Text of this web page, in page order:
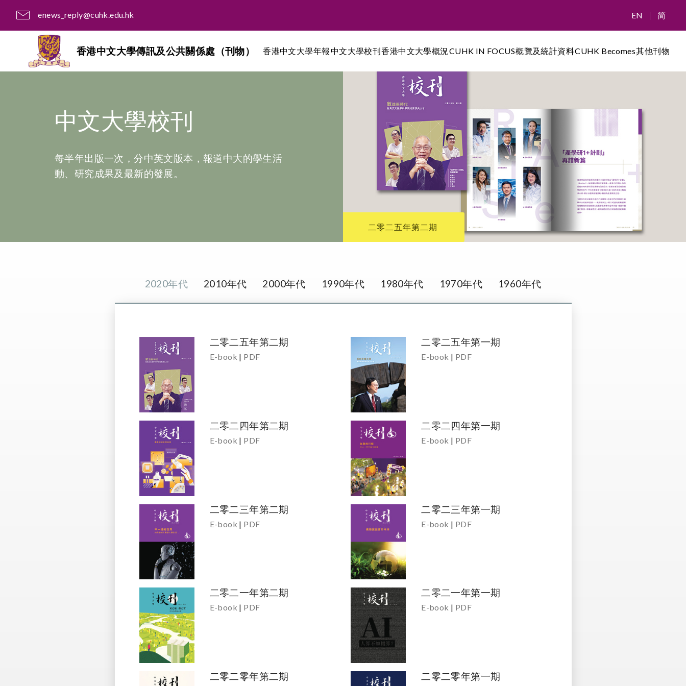
enews_reply@cuhk.edu.hk EN | 简
香港中文大學傳訊及公共關係處（刊物） 香港中文大學年報 中文大學校刊香港中文大學概況CUHK IN FOCUS概覽及統計資料CUHK Becomes其他刊物
中文大學校刊
每半年出版一次，分中英文版本，報道中大的學生活
動、研究成果及最新的發展。
二零二五年第二期
2020年代 2010年代 2000年代 1990年代 1980年代 1970年代 1960年代
二零二五年第二期
E-book | PDF
二零二五年第一期
E-book | PDF
二零二四年第二期
E-book | PDF
二零二四年第一期
E-book | PDF
二零二三年第二期
E-book | PDF
二零二三年第一期
E-book | PDF
二零二一年第二期
E-book | PDF
二零二一年第一期
E-book | PDF
二零二零年第二期 二零二零年第一期